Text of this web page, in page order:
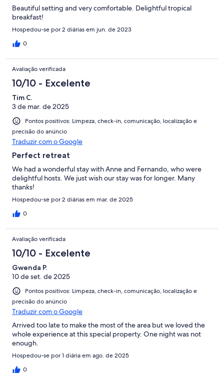
Beautiful setting and very comfortable. Delightful tropical
breakfast!
Hospedou-se por 2 diárias em jun. de 2023
0
Avaliação verificada
10/10 - Excelente
Tim C.
3 de mar. de 2025
Pontos positivos: Limpeza, check-in, comunicação, localização e
precisão do anúncio
Traduzir com o Google
Perfect retreat
We had a wonderful stay with Anne and Fernando, who were
delightful hosts. We just wish our stay was for longer. Many
thanks!
Hospedou-se por 2 diárias em mar. de 2025
0
Avaliação verificada
10/10 - Excelente
Gwenda P.
10 de set. de 2025
Pontos positivos: Limpeza, check-in, comunicação, localização e
precisão do anúncio
Traduzir com o Google
Arrived too late to make the most of the area but we loved the
whole experience at this special property. One night was not
enough.
Hospedou-se por 1 diária em ago. de 2025
0